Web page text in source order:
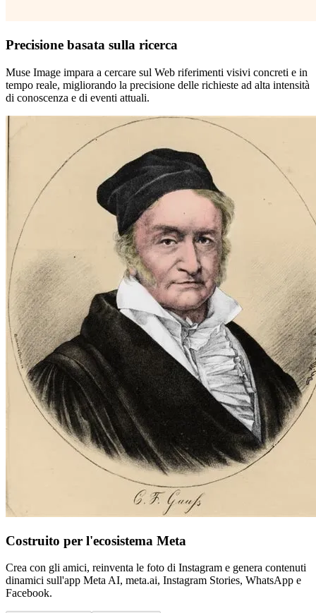
Precisione basata sulla ricerca
Muse Image impara a cercare sul Web riferimenti visivi concreti e in
tempo reale, migliorando la precisione delle richieste ad alta intensità
di conoscenza e di eventi attuali.
Costruito per l'ecosistema Meta
Crea con gli amici, reinventa le foto di Instagram e genera contenuti
dinamici sull'app Meta AI, meta.ai, Instagram Stories, WhatsApp e
Facebook.